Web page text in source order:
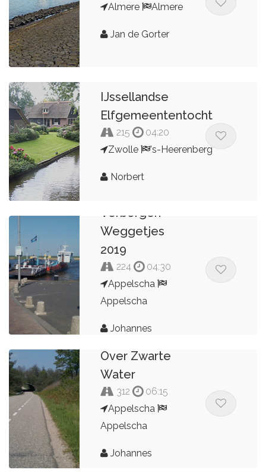
Almere
Almere
Jan de Gorter
IJssellandse
Elfgemeententocht
215
04:20
Zwolle
's-Heerenberg
Norbert
Verborgen
Weggetjes
2019
224
04:30
Appelscha
Appelscha
Johannes
Over Zwarte
Water
312
06:15
Appelscha
Appelscha
Johannes